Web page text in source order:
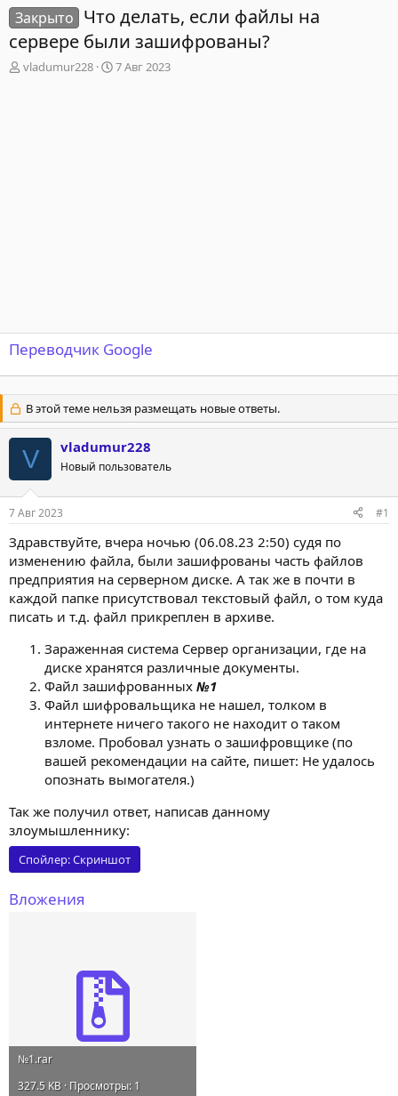
Закрыто Что делать, если файлы на
сервере были зашифрованы?
А
vladumur228
Д
7 Авг 2023
Переводчик Google
В этой теме нельзя размещать новые ответы.
V vladumur228
Новый пользователь
7 Авг 2023 #1
Здравствуйте, вчера ночью (06.08.23 2:50) судя по
изменению файла, были зашифрованы часть файлов
предприятия на серверном диске. А так же в почти в
каждой папке присутствовал текстовый файл, о том куда
писать и т.д. файл прикреплен в архиве.
Зараженная система Сервер организации, где на
диске хранятся различные документы.
Файл зашифрованных №1
Файл шифровальщика не нашел, толком в
интернете ничего такого не находит о таком
взломе. Пробовал узнать о зашифровщике (по
вашей рекомендации на сайте, пишет: Не удалось
опознать вымогателя.)
Так же получил ответ, написав данному
злоумышленнику:
Спойлер:Скриншот
Вложения
№1.rar
327.5 KB · Просмотры: 1